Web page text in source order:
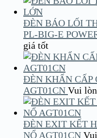
ĐÈN BÁO LỐI
PL-BIG-E
giá tốt
ĐÈN KHẨN CẤP
AGT01CN Vui
ĐÈN EXIT KẾT
NỔ AGT01CN